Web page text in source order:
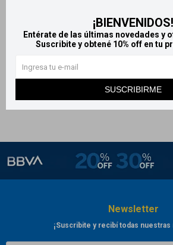
¡BIENVENIDOS!
Entérate de las últimas novedades y
Suscribite y obtené 10% off en tu
SUSCRIBIRME
Tropic - Sheer touch 50+ 240
$ 1.115
Newsletter
¡Suscribite y recibí todas